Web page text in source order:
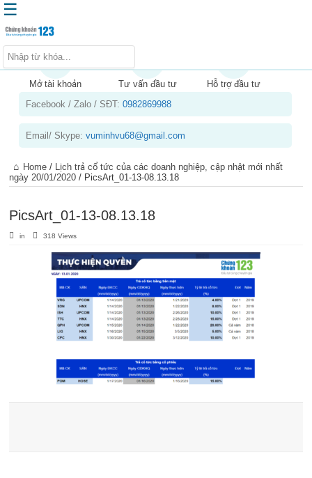
Trang chủ
Kiến thức chứng khoán
Kinh nghiệm đầu tư
Sản phẩm – dịch vụ
Chứng khoán phái sinh
☰
Mở tài khoản Tư vấn đầu tư
Hỗ trợ đầu tư
Facebook / Zalo / SĐT:0982869988
Email/ Skype:vuminhvu68@gmail.com
Home / Lịch trả cổ tức của các doanh nghiệp, cập nhật mới nhất
ngày 20/01/2020 / PicsArt_01-13-08.13.18
PicsArt_01-13-08.13.18
in 318 Views